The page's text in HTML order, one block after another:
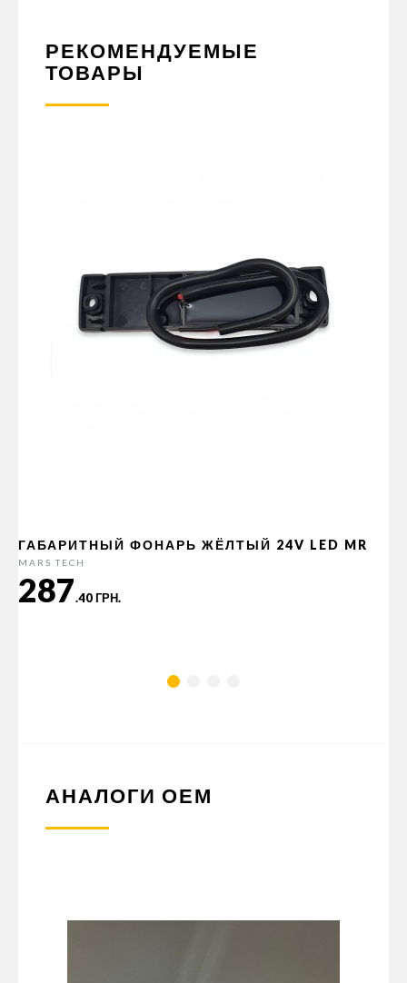
РЕКОМЕНДУЕМЫЕ
ТОВАРЫ
ГАБАРИТНЫЙ ФОНАРЬ ЖЁЛТЫЙ 24V LED MR
MARS TECH
287.40 ГРН.
АНАЛОГИ ОЕМ